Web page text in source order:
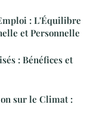
: L'Équilibre
et Personnelle
: Bénéfices et
sur le Climat :